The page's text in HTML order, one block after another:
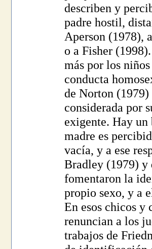
describen y
padre hostil,
Aperson (1978),
o a Fisher
más por los
conducta
de Norton
considerada por
exigente. Hay
madre es
vacía, y a ese
Bradley (1979) y
fomentaron la
propio sexo, y a
En esos chicos y
renuncian a los
trabajos de